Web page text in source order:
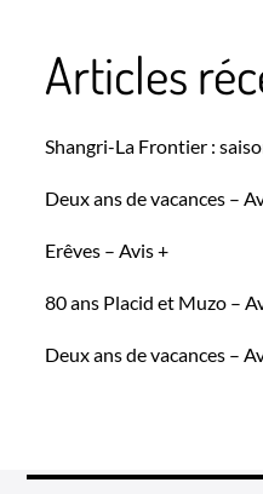
Articles
Shangri-La Frontier :
Deux ans de vacances –
Erêves – Avis +
80 ans Placid et Muzo –
Deux ans de vacances –